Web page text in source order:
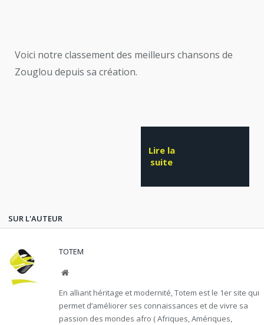
Voici notre classement des meilleurs chansons de
Zouglou depuis sa création.
Lire la
suite
SUR L'AUTEUR
TOTEM
Website
En alliant héritage et modernité, Totem est le 1er site qui
permet d’améliorer ses connaissances et de vivre sa
passion des mondes afro ( Afriques, Amériques,